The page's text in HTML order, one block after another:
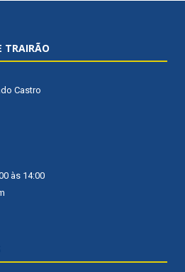
TRAIRÃO
Castro
às 14:00